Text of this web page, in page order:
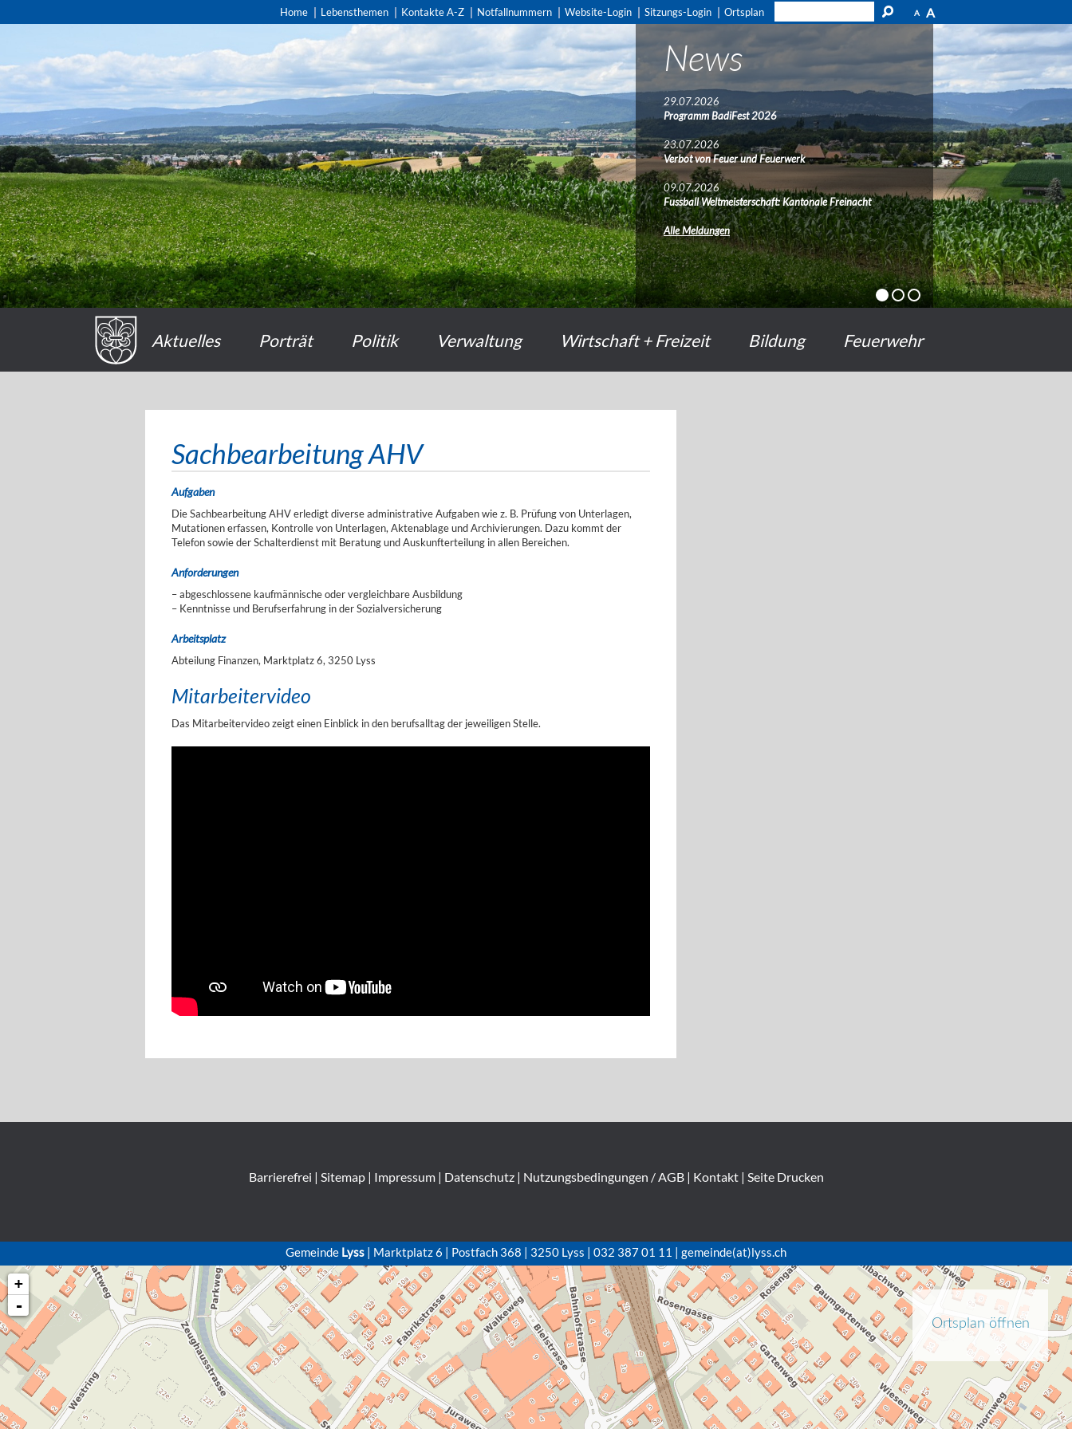
A A
Home Lebensthemen Kontakte A-Z Notfallnummern Website-Login Sitzungs-Login Ortsplan
News
29.07.2026
Programm BadiFest 2026
23.07.2026
Verbot von Feuer und Feuerwerk
09.07.2026
Fussball Weltmeisterschaft: Kantonale Freinacht
Alle Meldungen
Aktuelles Porträt Politik Verwaltung Wirtschaft + Freizeit Bildung Feuerwehr
Sachbearbeitung AHV
Aufgaben
Die Sachbearbeitung AHV erledigt diverse administrative Aufgaben wie z. B. Prüfung von Unterlagen,
Mutationen erfassen, Kontrolle von Unterlagen, Aktenablage und Archivierungen. Dazu kommt der
Telefon sowie der Schalterdienst mit Beratung und Auskunfterteilung in allen Bereichen.
Anforderungen
– abgeschlossene kaufmännische oder vergleichbare Ausbildung
– Kenntnisse und Berufserfahrung in der Sozialversicherung
Arbeitsplatz
Abteilung Finanzen, Marktplatz 6, 3250 Lyss
Mitarbeitervideo
Das Mitarbeitervideo zeigt einen Einblick in den berufsalltag der jeweiligen Stelle.
Barrierefrei | Sitemap| Impressum| Datenschutz| Nutzungsbedingungen / AGB| Kontakt| Seite Drucken
Gemeinde Lyss | Marktplatz 6 | Postfach 368 | 3250 Lyss | 032 387 01 11 | gemeinde(at)lyss.ch